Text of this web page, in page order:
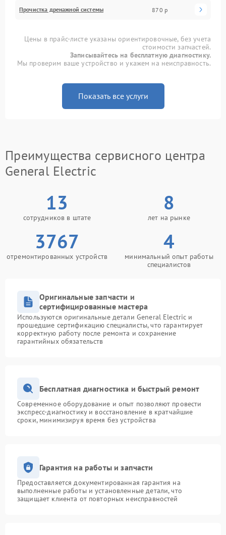
Прочистка дренажной системы 870 р
Цены в прайс-листе указаны ориентировочные, без учета
стоимости запчастей.
Записывайтесь на бесплатную диагностику.
Мы проверим ваше устройство и укажем на неисправность.
Показать все услуги
Преимущества сервисного центра
General Electric
13
сотрудников в штате
8
лет на рынке
3767
отремонтированных устройств
4
минимальный опыт работы
специалистов
Оригинальные запчасти и
сертифицированные мастера
Используются оригинальные детали General Electric и
прошедшие сертификацию специалисты, что гарантирует
корректную работу после ремонта и сохранение
гарантийных обязательств
Бесплатная диагностика и быстрый ремонт
Современное оборудование и опыт позволяют провести
экспресс-диагностику и восстановление в кратчайшие
сроки, минимизируя время без устройства
Гарантия на работы и запчасти
Предоставляется документированная гарантия на
выполненные работы и установленные детали, что
защищает клиента от повторных неисправностей